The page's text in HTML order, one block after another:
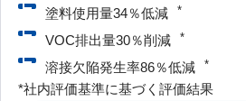
塗料使用量34％低減 *
VOC排出量30％削減 *
溶接欠陥発生率86％低減 *
*社内評価基準に基づく評価結果